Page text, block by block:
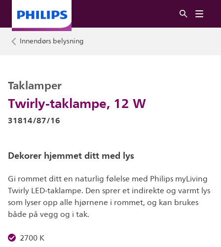
Innendørs belysning
Twirly-taklampe, 12 W
Taklamper
31814/87/16
Dekorer hjemmet ditt med lys
Gi rommet ditt en naturlig følelse med Philips myLiving
Twirly LED-taklampe. Den sprer et indirekte og varmt lys
som lyser opp alle hjørnene i rommet, og kan brukes
både på vegg og i tak.
2700 K